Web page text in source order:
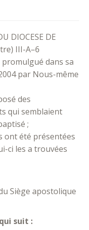
DIOCESE DE
III-A–6
dans sa
par Nous-même
des
qui semblaient
;
ont été présentées
ci les a trouvées
Siège apostolique
suit :